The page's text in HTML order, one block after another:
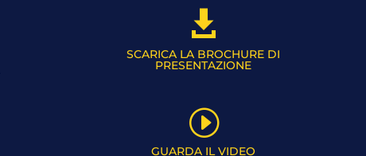

SCARICA LA BROCHURE DI
PRESENTAZIONE
I
GUARDA IL VIDEO